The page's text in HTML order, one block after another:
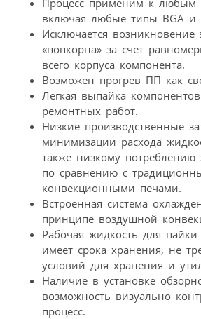
включая любые типы BGA и
Исключается возникновение
«попкорна» за счет
всего корпуса компонента.
Возможен прогрев ПП как
Легкая выпайка
ремонтных работ.
Низкие производственные
минимизации расхода
также низкому потреблению
по сравнению с
конвекционными печами.
Встроенная система
принципе воздушной
Рабочая жидкость для
имеет срока хранения, не
условий для хранения и
Наличие в установке
возможность визуально
процесс.